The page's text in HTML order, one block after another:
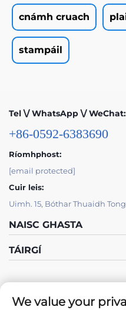
cnámh cruach
stampáil
Tel \/ WhatsApp \/ WeChat:
+86-0592-6383690
Ríomhphost:
[email protected]
Cuir leis:
Uimh. 15, Bóthar Thuaidh
NAISC GHASTA
TÁIRGÍ
We value your